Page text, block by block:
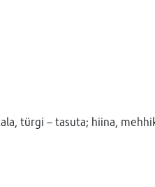
türgi – tasuta; hiina,